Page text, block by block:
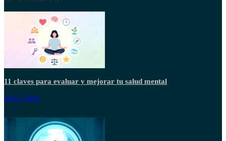
11 claves para evaluar y mejorar tu salud mental
hace 2 días